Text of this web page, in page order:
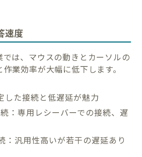
速度
では、マウスの動きとカーソルの
業効率が大幅に低下します。
した接続と低遅延が魅力
：専用レシーバーでの接続、遅
汎用性高いが若干の遅延あり